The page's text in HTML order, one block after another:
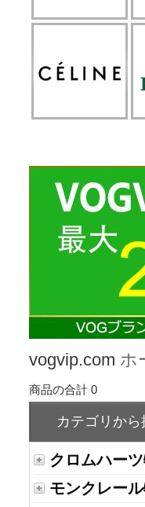
vogvip.com ホ
商品の合計 0
カテゴリから
クロムハー
モンクレー